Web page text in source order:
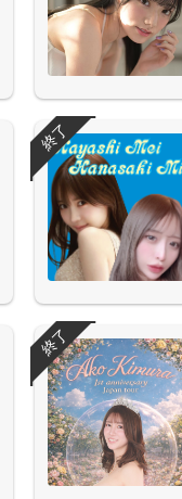
終了
終了